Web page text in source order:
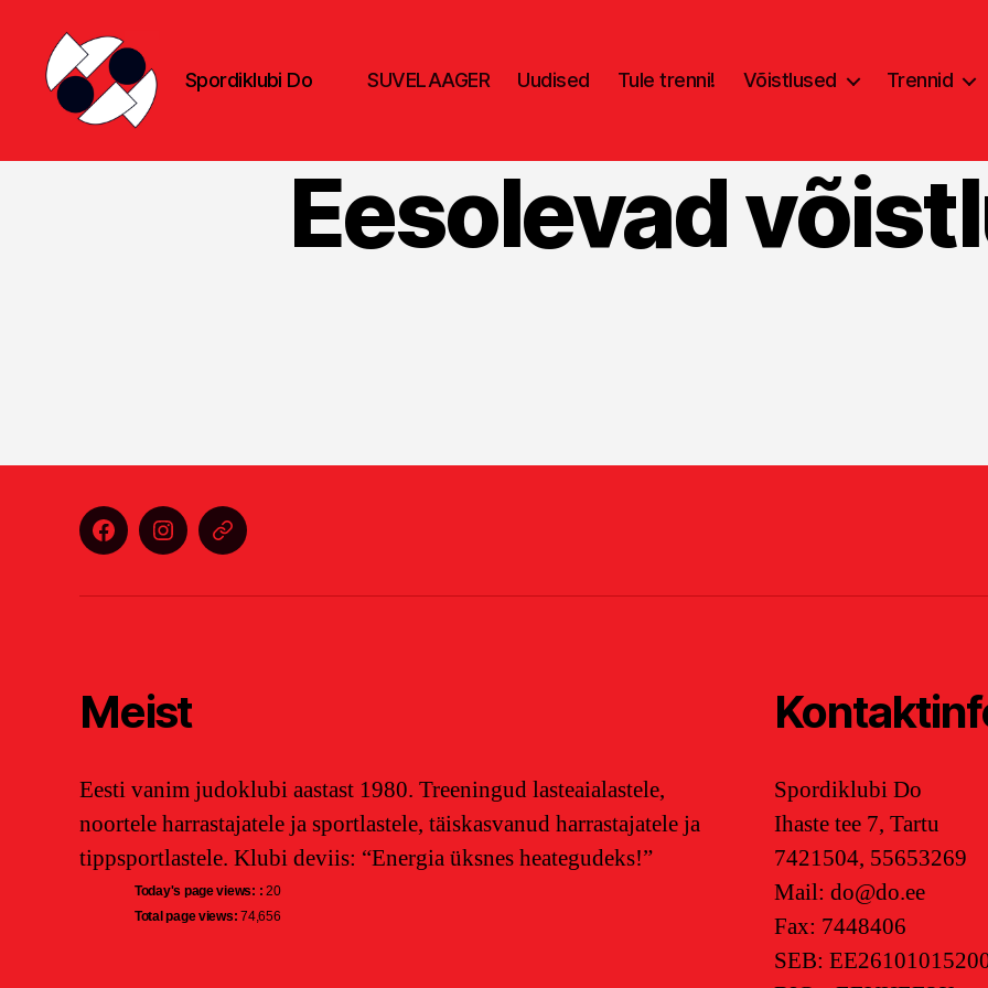
Do
Spordiklubi Do SUVELAAGER Uudised Tule trenni! Võistlused Trennid
Eesolevad
FacebookInstagram
E-
Meist
Eesti vanim judoklubi aastast 1980. Treeningud lasteaialastele,
noortele harrastajatele ja sportlastele, täiskasvanud harrastajatele ja
tippsportlastele. Klubi deviis: “Energia üksnes heategudeks!”
Today's page views: :20
Total page views:74,656
Spordiklubi Do
Ihaste tee 7, Tartu
7421504, 55653269
Mail: do@do.ee
Fax: 7448406
SEB: